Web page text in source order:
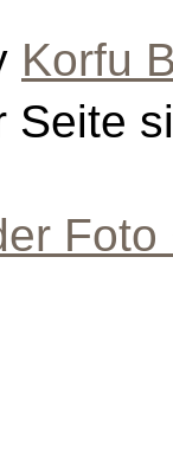
Korfu
Seite
Foto